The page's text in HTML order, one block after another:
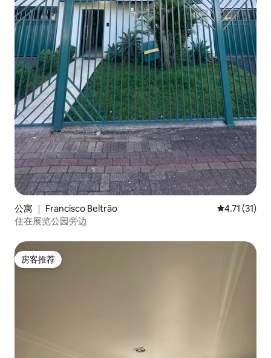
公寓 ｜ Francisco Beltrão 平均评分
4.71 (31)
住在展览公园旁边
房客推荐
房客推荐